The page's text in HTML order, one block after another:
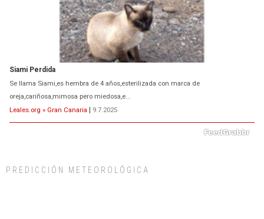
Siami Perdida
Se llama Siami,es hembra de 4 años,esterilizada con marca de
oreja,cariñosa,mimosa pero miedosa,e...
Leales.org » Gran Canaria | 9.7.2025
PREDICCIÓN METEOROLÓGICA